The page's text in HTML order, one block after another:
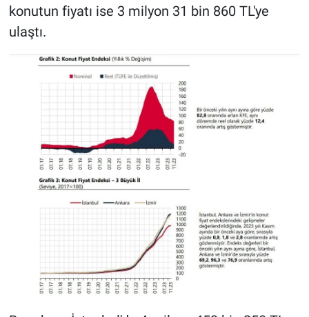
konutun fiyatı ise 3 milyon 31 bin 860 TL'ye
ulaştı.